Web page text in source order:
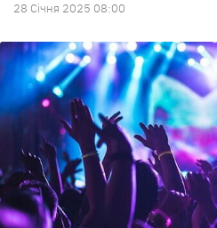
28 Сiчня 2025 08:00